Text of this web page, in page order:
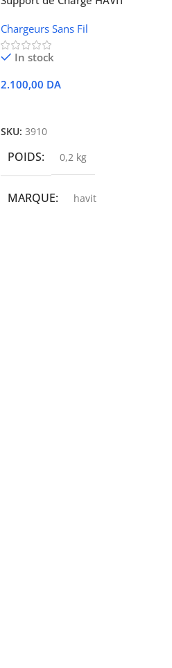
Chargeurs Sans Fil
In stock
2.100,00 DA
SKU:3910
POIDS 0,2 kg
MARQUE havit